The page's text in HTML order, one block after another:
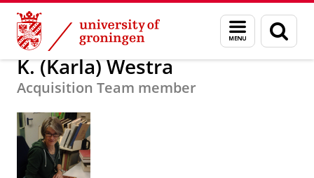
Skip
Content
Skip
Navigation
Menu
and
search
page
About us K. (Karla) Westra
K. (Karla) Westra
Acquisition Team member